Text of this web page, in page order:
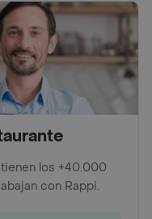
los +40.000
con Rappi.